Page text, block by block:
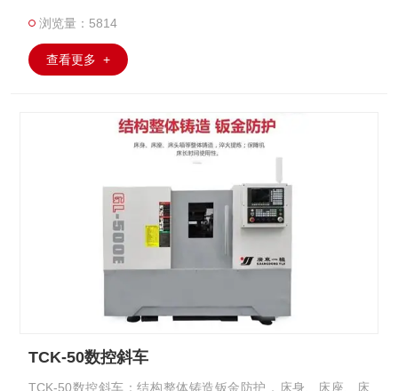
浏览量：5814
查看更多 +
TCK-50数控斜车
TCK-50数控斜车：结构整体铸造钣金防护，床身、床座、床